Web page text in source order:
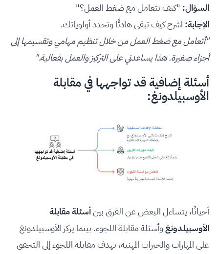
السؤال: "كيف تتعامل مع ضغط العمل؟"
الإجابة: اشرح كيف تبقى هادئًا وتحدد أولوياتك.
"أتعامل مع ضغط العمل من خلال تنظيم مهامي وتقسيمها إلى
أجزاء صغيرة. هذا يساعدني على التركيز والعمل بفعالية."
أسئلة إضافية قد تواجهها في مقابلة
الأوسبيلدونغ:
أحيانًا، يتساءل البعض عن الفرق بينأسئلة مقابلة
الأوسبيلدونغوأسئلة مقابلة اللجوء. بينما يركز الأوسبيلدونغ
على المهارات والخبرات المهنية، تهدف مقابلة اللجوء إلى التحقق